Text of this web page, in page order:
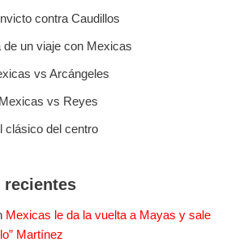
contra Caudillos
un viaje con Mexicas
vs Arcángeles
vs Reyes
clásico del centro
recientes
Mexicas le da la vuelta a Mayas y sale
Martínez